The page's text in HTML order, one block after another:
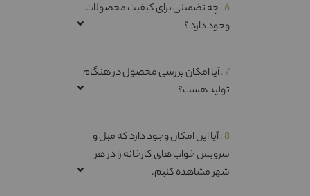
6 . چه تضمینی برای کیفیت محصولات
وجود دارد ؟
7 . آیا امکان بررسی محصول در هنگام
تولید هست؟
8 . آیا این امکان وجود دارد که مبل و
سرویس خواب های کارخانه را در هر
شهر مشاهده کنیم.